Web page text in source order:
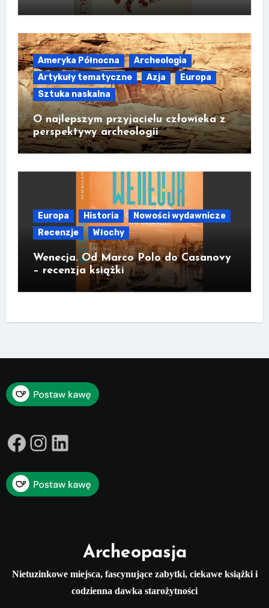
Ameryka Północna
Archeologia
Artykuły tematyczne
Azja
Europa
Sztuka naskalna
O najlepszym przyjacielu człowieka z
perspektywy archeologii
Europa Historia
Nowości wydawnicze
Recenzje
Włochy
Wenecja. Od Marco Polo do Casanovy
– recenzja książki
Facebook
Instagram
LinkedIn
Archeopasja
Nietuzinkowe miejsca, fascynujące zabytki, ciekawe książki i
codzienna dawka starożytności